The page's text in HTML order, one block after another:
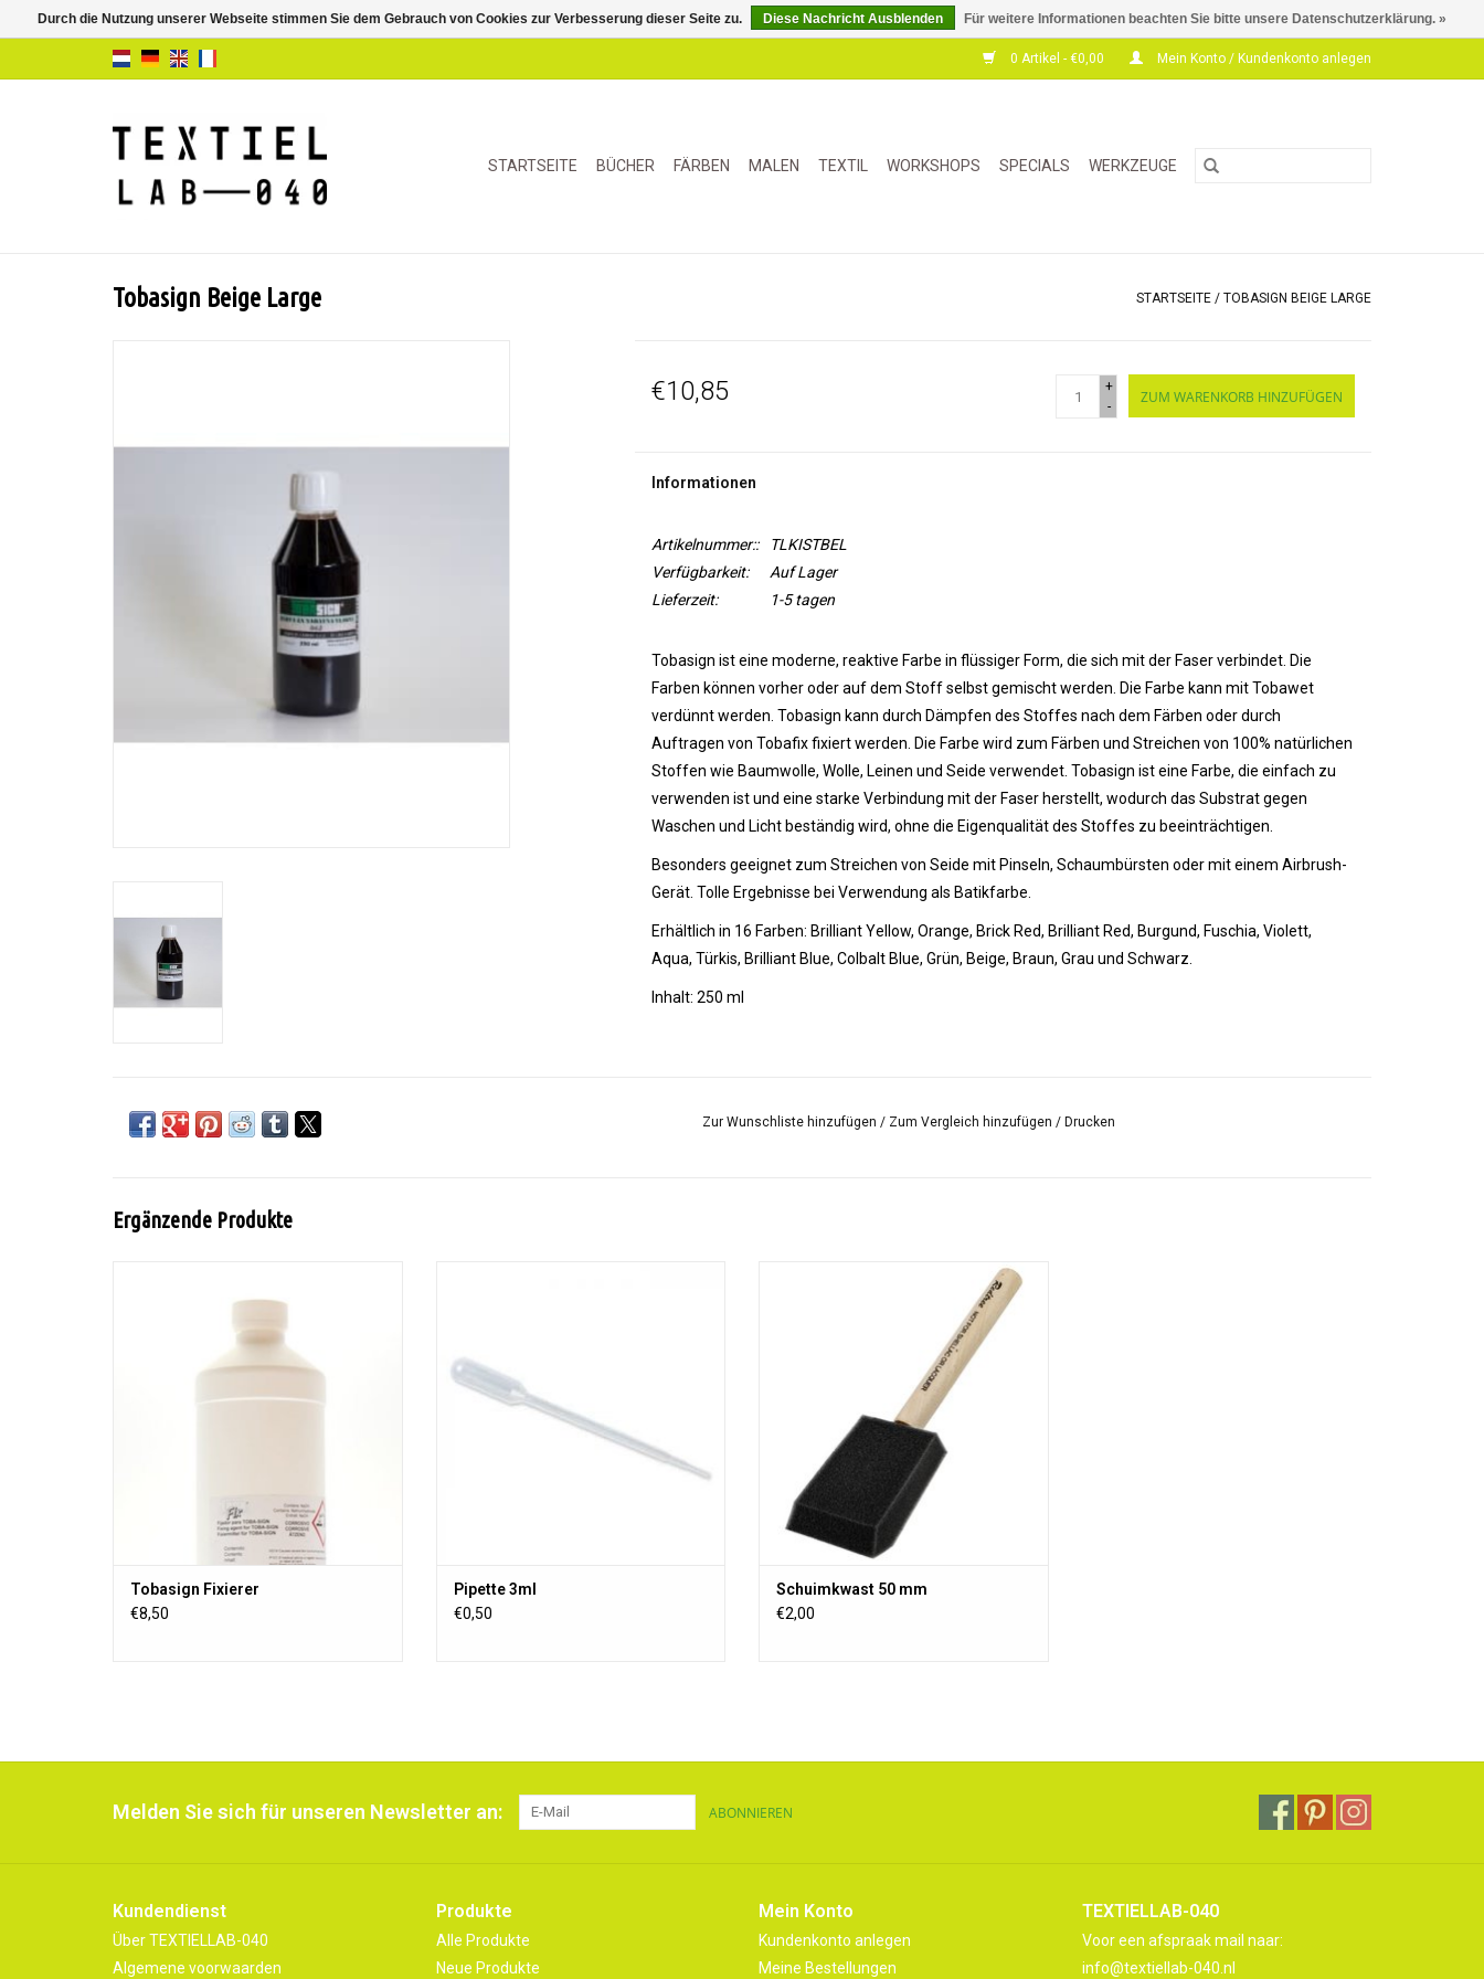
0 Artikel - €0,00 Mein Konto / Kundenkonto anlegen
STARTSEITE BÜCHER FÄRBEN MALEN TEXTIL WORKSHOPS SPECIALS WERKZEUGE
Tobasign Beige Large STARTSEITE / TOBASIGN BEIGE LARGE
€10,85
+
-
ZUM WARENKORB HINZUFÜGEN
Informationen
Artikelnummer::
TLKISTBEL
Verfügbarkeit:
Auf Lager
Lieferzeit:
1-5 tagen
Tobasign ist eine moderne, reaktive Farbe in flüssiger Form, die sich mit der Faser verbindet. Die
Farben können vorher oder auf dem Stoff selbst gemischt werden. Die Farbe kann mit Tobawet
verdünnt werden. Tobasign kann durch Dämpfen des Stoffes nach dem Färben oder durch
Auftragen von Tobafix fixiert werden. Die Farbe wird zum Färben und Streichen von 100% natürlichen
Stoffen wie Baumwolle, Wolle, Leinen und Seide verwendet. Tobasign ist eine Farbe, die einfach zu
verwenden ist und eine starke Verbindung mit der Faser herstellt, wodurch das Substrat gegen
Waschen und Licht beständig wird, ohne die Eigenqualität des Stoffes zu beeinträchtigen.
Besonders geeignet zum Streichen von Seide mit Pinseln, Schaumbürsten oder mit einem Airbrush-
Gerät. Tolle Ergebnisse bei Verwendung als Batikfarbe.
Erhältlich in 16 Farben: Brilliant Yellow, Orange, Brick Red, Brilliant Red, Burgund, Fuschia, Violett,
Aqua, Türkis, Brilliant Blue, Colbalt Blue, Grün, Beige, Braun, Grau und Schwarz.
Inhalt: 250 ml
Zur Wunschliste hinzufügen / Zum Vergleich hinzufügen /Drucken
Ergänzende Produkte
Tobasign Fixierer
€8,50
Pipette 3ml
€0,50
Ein flacher Schaumpinsel ist ideal zum
Auftragen von flüssiger Farbe, Tinte und
Schuimkwast 50 mm
€2,00
Melden Sie sich für unseren Newsletter an: ABONNIEREN
Kundendienst
Über TEXTIELLAB-040
Algemene voorwaarden
Produkte
Alle Produkte
Neue Produkte
Mein Konto
Kundenkonto anlegen
Meine Bestellungen
TEXTIELLAB-040
Voor een afspraak mail naar:
info@textiellab-040.nl
Durch die Nutzung unserer Webseite stimmen Sie dem Gebrauch von Cookies zur Verbesserung dieser Seite zu. Diese Nachricht Ausblenden Für weitere Informationen beachten Sie bitte unsere Datenschutzerklärung. »